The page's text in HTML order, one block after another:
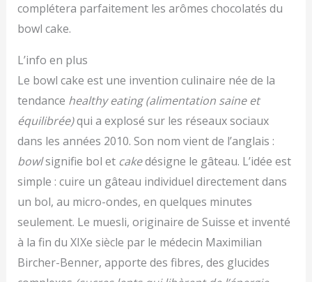
complétera parfaitement les arômes chocolatés du
bowl cake.
L’info en plus
Le bowl cake est une invention culinaire née de la
tendance healthy eating (alimentation saine et
équilibrée)qui a explosé sur les réseaux sociaux
dans les années 2010. Son nom vient de l’anglais :
bowlsignifie bol et cakedésigne le gâteau. L’idée est
simple : cuire un gâteau individuel directement dans
un bol, au micro-ondes, en quelques minutes
seulement. Le muesli, originaire de Suisse et inventé
à la fin du XIXe siècle par le médecin Maximilian
Bircher-Benner, apporte des fibres, des glucides